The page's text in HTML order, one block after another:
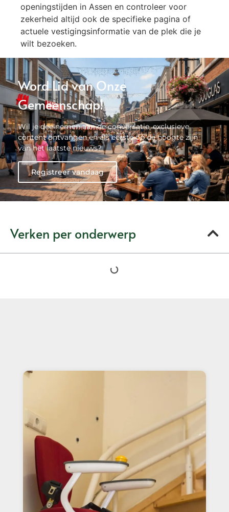
openingstijden in Assen en controleer voor
zekerheid altijd ook de specifieke pagina of
actuele vestigingsinformatie van de plek die je
wilt bezoeken.
Word Lid van Onze
Gemeenschap!
Wil je deelnemen aan de conversatie, exclusieve
content ontvangen en als eerste op de hoogte zijn
van het laatste nieuws?
Registreer vandaag
Verken per onderwerp